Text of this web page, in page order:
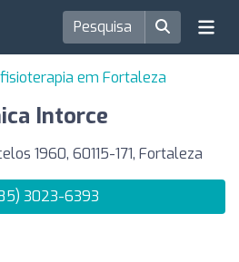
em Fortaleza
Intorce
1960, 60115-171, Fortaleza
3023-6393